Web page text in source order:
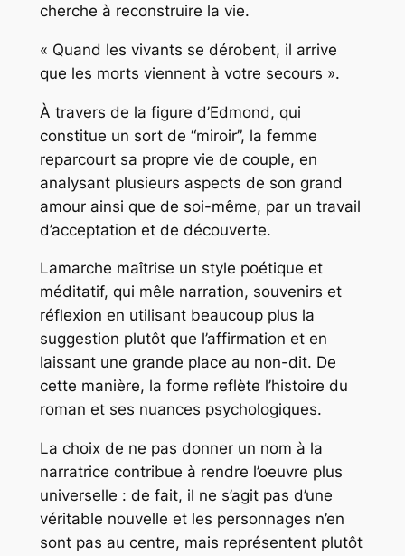
cherche à reconstruire la vie.
« Quand les vivants se dérobent, il arrive
que les morts viennent à votre secours ».
À travers de la figure d’Edmond, qui
constitue un sort de “miroir”, la femme
reparcourt sa propre vie de couple, en
analysant plusieurs aspects de son grand
amour ainsi que de soi-même, par un travail
d’acceptation et de découverte.
Lamarche maîtrise un style poétique et
méditatif, qui mêle narration, souvenirs et
réflexion en utilisant beaucoup plus la
suggestion plutôt que l’affirmation et en
laissant une grande place au non-dit. De
cette manière, la forme reflète l’histoire du
roman et ses nuances psychologiques.
La choix de ne pas donner un nom à la
narratrice contribue à rendre l’oeuvre plus
universelle : de fait, il ne s’agit pas d’une
véritable nouvelle et les personnages n’en
sont pas au centre, mais représentent plutôt